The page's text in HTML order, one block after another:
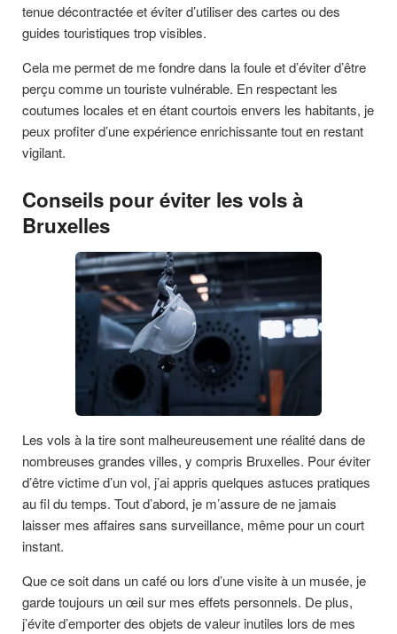
tenue décontractée et éviter d’utiliser des cartes ou des
guides touristiques trop visibles.
Cela me permet de me fondre dans la foule et d’éviter d’être
perçu comme un touriste vulnérable. En respectant les
coutumes locales et en étant courtois envers les habitants, je
peux profiter d’une expérience enrichissante tout en restant
vigilant.
Conseils pour éviter les vols à
Bruxelles
Les vols à la tire sont malheureusement une réalité dans de
nombreuses grandes villes, y compris Bruxelles. Pour éviter
d’être victime d’un vol, j’ai appris quelques astuces pratiques
au fil du temps. Tout d’abord, je m’assure de ne jamais
laisser mes affaires sans surveillance, même pour un court
instant.
Que ce soit dans un café ou lors d’une visite à un musée, je
garde toujours un œil sur mes effets personnels. De plus,
j’évite d’emporter des objets de valeur inutiles lors de mes